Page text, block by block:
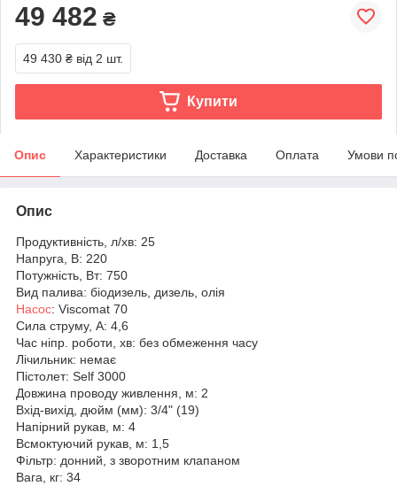
49 482 ₴
49 430 ₴ від 2 шт.
Купити
Опис Характеристики Доставка Оплата Умови
Опис
Продуктивність, л/хв: 25
Напруга, В: 220
Потужність, Вт: 750
Вид палива: біодизель, дизель, олія
Насос: Viscomat 70
Сила струму, А: 4,6
Час ніпр. роботи, хв: без обмеження часу
Лічильник: немає
Пістолет: Self 3000
Довжина проводу живлення, м: 2
Вхід-вихід, дюйм (мм): 3/4" (19)
Напірний рукав, м: 4
Всмоктуючий рукав, м: 1,5
Фільтр: донний, з зворотним клапаном
Вага, кг: 34